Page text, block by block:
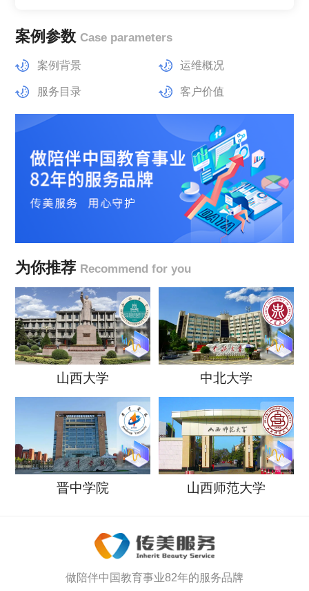
案例参数 Case parameters
案例背景 运维概况
服务目录 客户价值
为你推荐 Recommend for you
山西大学 中北大学
晋中学院 山西师范大学
做陪伴中国教育事业82年的服务品牌